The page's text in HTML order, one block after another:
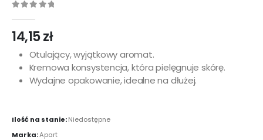
14,15zł
Otulający, wyjątkowy aromat.
Kremowa konsystencja, która pielęgnuje skórę.
Wydajne opakowanie, idealne na dłużej.
Ilość na stanie:Niedostępne
Marka:Apart